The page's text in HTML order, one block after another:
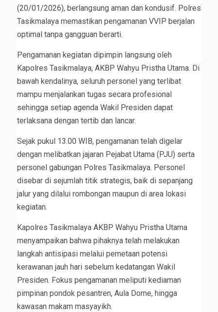
(20/01/2026), berlangsung aman dan kondusif. Polres
Tasikmalaya memastikan pengamanan VVIP berjalan
optimal tanpa gangguan berarti.
Pengamanan kegiatan dipimpin langsung oleh
Kapolres Tasikmalaya, AKBP Wahyu Pristha Utama. Di
bawah kendalinya, seluruh personel yang terlibat
mampu menjalankan tugas secara profesional
sehingga setiap agenda Wakil Presiden dapat
terlaksana dengan tertib dan lancar.
Sejak pukul 13.00 WIB, pengamanan telah digelar
dengan melibatkan jajaran Pejabat Utama (PJU) serta
personel gabungan Polres Tasikmalaya. Personel
disebar di sejumlah titik strategis, baik di sepanjang
jalur yang dilalui rombongan maupun di area lokasi
kegiatan.
Kapolres Tasikmalaya AKBP Wahyu Pristha Utama
menyampaikan bahwa pihaknya telah melakukan
langkah antisipasi melalui pemetaan potensi
kerawanan jauh hari sebelum kedatangan Wakil
Presiden. Fokus pengamanan meliputi kediaman
pimpinan pondok pesantren, Aula Dome, hingga
kawasan makam masyayikh.